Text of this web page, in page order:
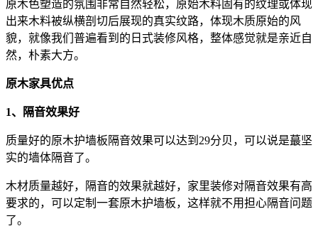
原木色塑造的氛围非常自然轻松，原始木料固有的纹理或体现
出来木料被纵横剖切后展现的真实纹路，体现木质原始的风
貌，就像我们普遍看到的日式装修风格，整体感觉就是亲近自
然，朴素大方。
原木家具优点
1、隔音效果好
质量好的原木护墙板隔音效果可以达到29分贝，可以说是蕞坚
实的墙体隔音了。
木材质量越好，隔音的效果就越好，家里装修对隔音效果有高
要求的，可以定制一套原木护墙板，这样就不用担心隔音问题
了。